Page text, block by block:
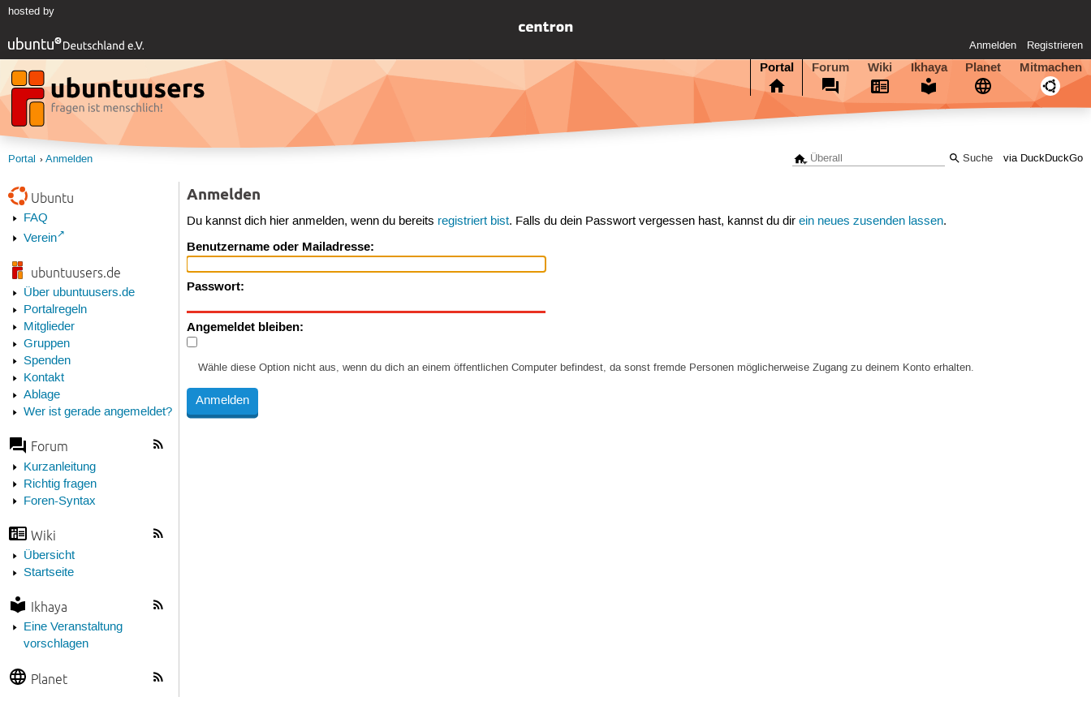
hosted by
Anmelden Registrieren
Portal Forum Wiki Ikhaya Planet Mitmachen
via DuckDuckGo
Portal Anmelden
Ubuntu
FAQ
Verein
ubuntuusers.de
Über ubuntuusers.de
Portalregeln
Mitglieder
Gruppen
Spenden
Kontakt
Ablage
Wer ist gerade angemeldet?
Forum
Kurzanleitung
Richtig fragen
Foren-Syntax
Wiki
Übersicht
Startseite
Ikhaya
Eine Veranstaltung
vorschlagen
Planet
Anmelden
Du kannst dich hier anmelden, wenn du bereits registriert bist. Falls du dein Passwort vergessen hast, kannst du direin neues zusenden lassen.
Benutzername oder Mailadresse:
Passwort:
Angemeldet bleiben:
Wähle diese Option nicht aus, wenn du dich an einem öffentlichen Computer befindest, da sonst fremde Personen möglicherweise Zugang zu deinem Konto erhalten.